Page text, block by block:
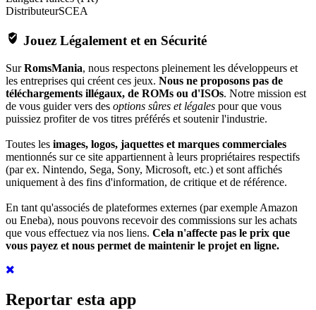
DistributeurSCEA
Jouez Légalement et en Sécurité
SurRomsMania, nous respectons pleinement les développeurs et
les entreprises qui créent ces jeux. Nous ne proposons pas de
téléchargements illégaux, de ROMs ou d'ISOs. Notre mission est
de vous guider vers des options sûres et légales pour que vous
puissiez profiter de vos titres préférés et soutenir l'industrie.
Toutes les images, logos, jaquettes et marques commerciales
mentionnés sur ce site appartiennent à leurs propriétaires respectifs
(par ex. Nintendo, Sega, Sony, Microsoft, etc.) et sont affichés
uniquement à des fins d'information, de critique et de référence.
En tant qu'associés de plateformes externes (par exemple Amazon
ou Eneba), nous pouvons recevoir des commissions sur les achats
que vous effectuez via nos liens. Cela n'affecte pas le prix que
vous payez et nous permet de maintenir le projet en ligne.
Reportar esta app